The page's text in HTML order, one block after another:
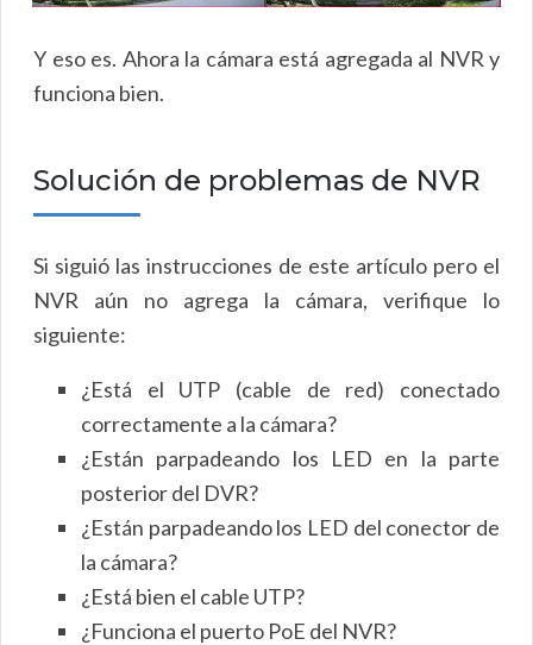
Y eso es. Ahora la cámara está agregada al NVR y
funciona bien.
Solución de problemas de NVR
Si siguió las instrucciones de este artículo pero el
NVR aún no agrega la cámara, verifique lo
siguiente:
¿Está el UTP (cable de red) conectado
correctamente a la cámara?
¿Están parpadeando los LED en la parte
posterior del DVR?
¿Están parpadeando los LED del conector de
la cámara?
¿Está bien el cable UTP?
¿Funciona el puerto PoE del NVR?